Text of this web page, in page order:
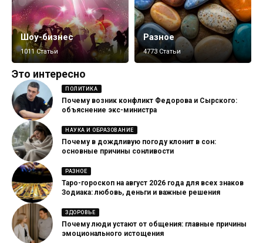
Шоу-бизнес
1011 Статьи
Разное
4773 Статьи
Это интересно
ПОЛИТИКА
Почему возник конфликт Федорова и Сырского:
объяснение экс-министра
НАУКА И ОБРАЗОВАНИЕ
Почему в дождливую погоду клонит в сон:
основные причины сонливости
РАЗНОЕ
Таро-гороскоп на август 2026 года для всех знаков
Зодиака: любовь, деньги и важные решения
ЗДОРОВЬЕ
Почему люди устают от общения: главные причины
эмоционального истощения